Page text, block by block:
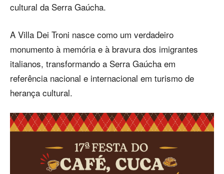
cultural da Serra Gaúcha.
A Villa Dei Troni nasce como um verdadeiro
monumento à memória e à bravura dos imigrantes
italianos, transformando a Serra Gaúcha em
referência nacional e internacional em turismo de
herança cultural.